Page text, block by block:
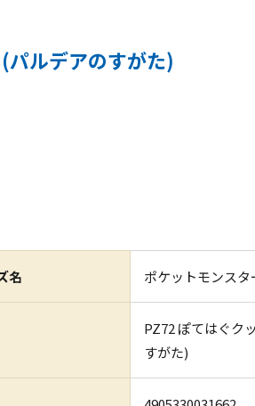
パルデアのすがた)
名 ポケットモンス
PZ72 ぽてはぐク
すがた)